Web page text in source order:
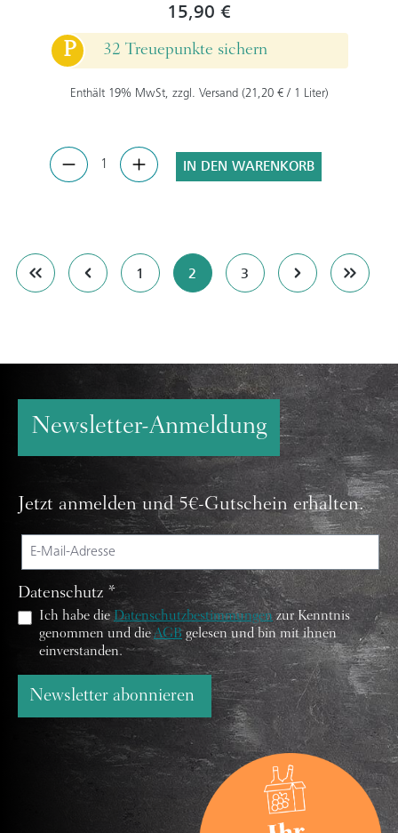
15,90 €
P
32 Treuepunkte sichern
Enthält 19% MwSt, zzgl. Versand (21,20 € / 1 Liter)
IN DEN WARENKORB
Seite
1 Seite
2 Seite
3
Newsletter-Anmeldung
Jetzt anmelden und 5€-Gutschein erhalten.
Datenschutz *
Ich habe dieDatenschutzbestimmungenzur Kenntnis
genommen und dieAGBgelesen und bin mit ihnen
einverstanden.
Newsletter abonnieren